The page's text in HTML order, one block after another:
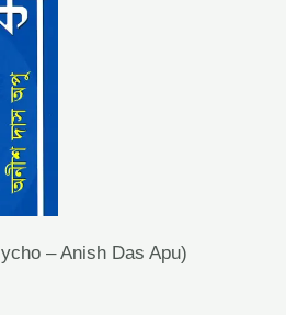
– Anish Das Apu)